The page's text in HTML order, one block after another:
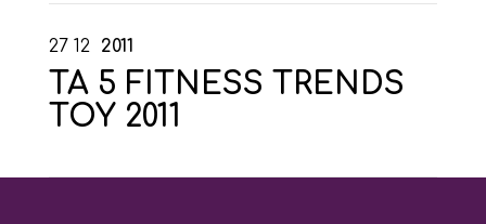
27 12 2011
ΤΑ 5 FITNESS TRENDS
ΤΟΥ 2011